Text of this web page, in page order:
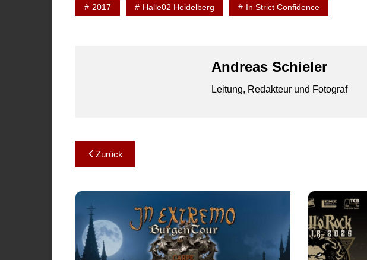
2017 Halle02 Heidelberg In Strict Confidence
Andreas Schieler
Leitung, Redakteur und Fotograf
Beitragsnavigation
Zurück